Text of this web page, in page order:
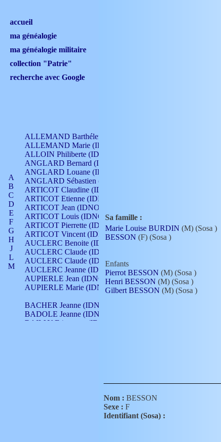
accueil
ma généalogie
ma généalogie militaire
collection "Patrie"
recherche avec Google
A
B
C
D
E
F
G
H
J
L
M
ALLEMAND Barthélemy (IDNO 330)
ALLEMAND Marie (IDNO 165)
ALLOIN Philiberte (IDNO 449)
ANGLARD Bernard (IDNO 4)
ANGLARD Louane (IDNO 4)
ANGLARD Sébastien (IDNO 4)
ARTICOT Claudine (IDNO 105)
ARTICOT Etienne (IDNO 420)
ARTICOT Jean (IDNO 210)
ARTICOT Louis (IDNO 420)
ARTICOT Pierrette (IDNO 210)
ARTICOT Vincent (IDNO 210)
AUCLERC Benoite (IDNO 451)
AUCLERC Claude (IDNO 902)
AUCLERC Claude (IDNO 902)
AUCLERC Jeanne (IDNO 199)
AUPIERLE Jean (IDNO 954)
AUPIERLE Marie (IDNO )
BACHER Jeanne (IDNO )
BADOLE Jeanne (IDNO 867)
BAILLY Etiennette (IDNO )
BALLY Gabrielle (IDNO 141)
BARNAY François (IDNO 418)
BARRAUD Antoine (IDNO 116)
BARRAUD Antoine (IDNO 464)
BARRAUD Benoît (IDNO 116)
Sa famille :
Marie Louise BURDIN (M) (Sosa )
BESSON (F) (Sosa )
Enfants
Pierrot BESSON (M) (Sosa )
Henri BESSON (M) (Sosa )
Gilbert BESSON (M) (Sosa )
Nom : BESSON
Sexe : F
Identifiant (Sosa) :